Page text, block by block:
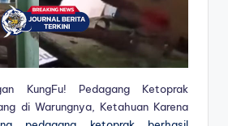
KungFu! Pedagang Ketoprak
di Warungnya, Ketahuan Karena